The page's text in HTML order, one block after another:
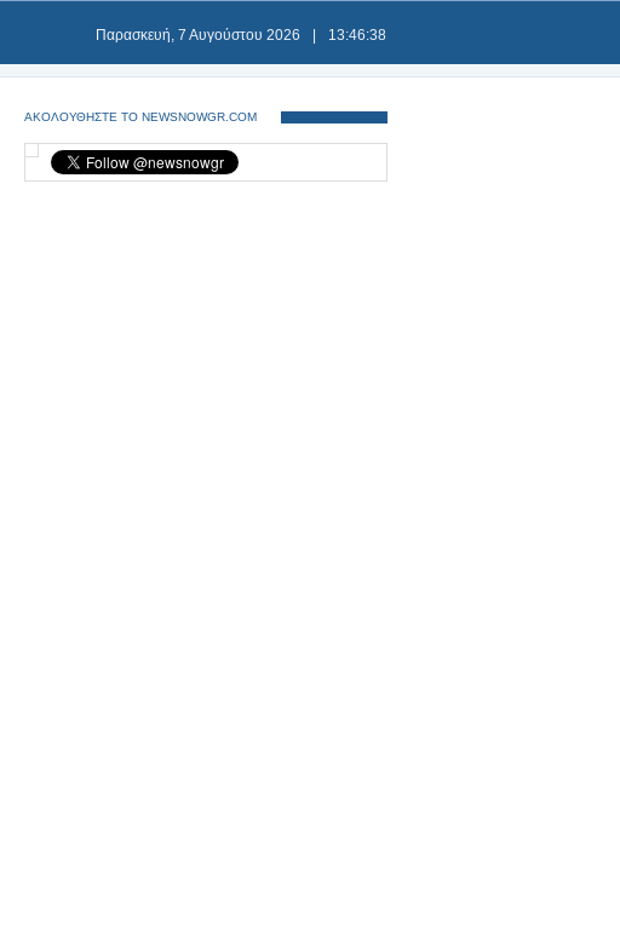
Παρασκευή, 7 Αυγούστου 2026 13:46:39
ΑΚΟΛΟΥΘΗΣΤΕ ΤΟ NEWSNOWGR.COM